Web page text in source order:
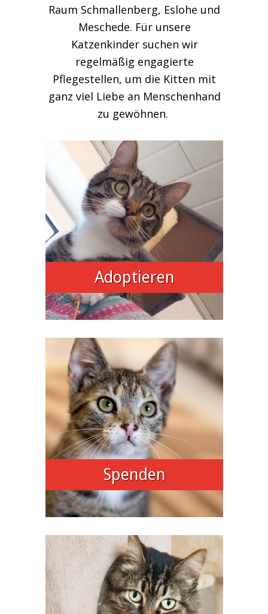
Raum Schmallenberg, Eslohe und
Meschede. Für unsere
Katzenkinder suchen wir
regelmäßig engagierte
Pflegestellen, um die Kitten mit
ganz viel Liebe an Menschenhand
zu gewöhnen.
Adoptieren
Spenden